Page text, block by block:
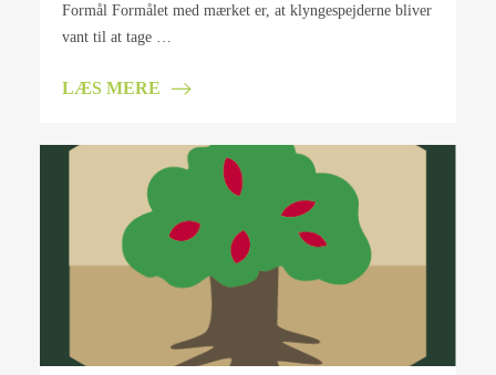
Formål Formålet med mærket er, at klyngespejderne bliver
vant til at tage …
LÆS MERE